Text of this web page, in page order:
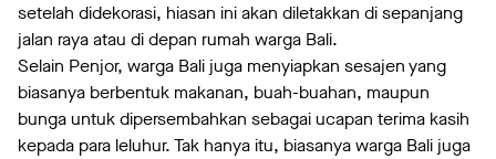
setelah didekorasi, hiasan ini akan diletakkan di sepanjang
jalan raya atau di depan rumah warga Bali.
Selain Penjor, warga Bali juga menyiapkan sesajen yang
biasanya berbentuk makanan, buah-buahan, maupun
bunga untuk dipersembahkan sebagai ucapan terima kasih
kepada para leluhur. Tak hanya itu, biasanya warga Bali juga